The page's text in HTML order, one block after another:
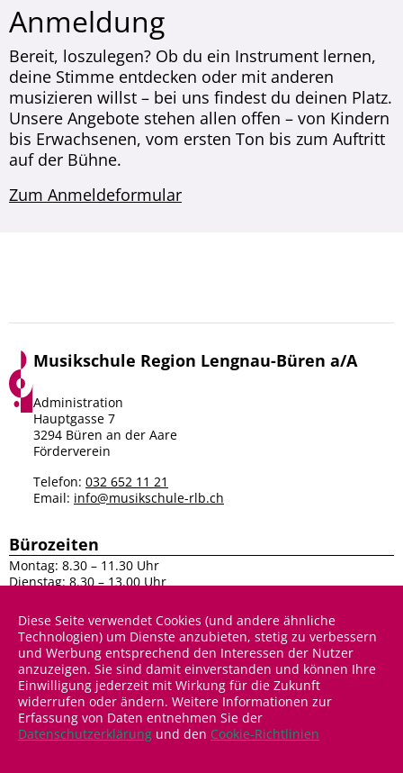
Anmeldung
Bereit, loszulegen? Ob du ein Instrument lernen,
deine Stimme entdecken oder mit anderen
musizieren willst – bei uns findest du deinen Platz.
Unsere Angebote stehen allen offen – von Kindern
bis Erwachsenen, vom ersten Ton bis zum Auftritt
auf der Bühne.
Zum Anmeldeformular
Musikschule Region Lengnau-Büren a/A
Administration
Hauptgasse 7
3294 Büren an der Aare
Förderverein
Telefon: 032 652 11 21
Email: info@musikschule-rlb.ch
Bürozeiten
Montag: 8.30 – 11.30 Uhr
Dienstag: 8.30 – 13.00 Uhr
Donnerstag: 8.30 – 13.00 Uhr
Sitemap
Unser Angebot Anmeldung & Infos
Über uns
Förderverein
Agenda
Links
Diese Seite verwendet Cookies (und andere ähnliche
Technologien) um Dienste anzubieten, stetig zu verbessern
und Werbung entsprechend den Interessen der Nutzer
anzuzeigen. Sie sind damit einverstanden und können Ihre
Einwilligung jederzeit mit Wirkung für die Zukunft
widerrufen oder ändern. Weitere Informationen zur
Erfassung von Daten entnehmen Sie der
Datenschutzerklärung und den Cookie-Richtlinien